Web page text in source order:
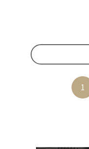
1